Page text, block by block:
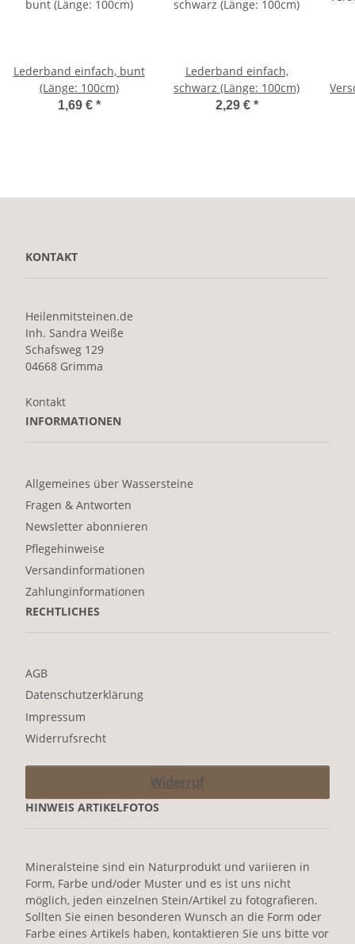
Lederband einfach, bunt
(Länge: 100cm)
1,69 € *
Lederband einfach,
schwarz (Länge: 100cm)
2,29 € *
KONTAKT
Heilenmitsteinen.de
Inh. Sandra Weiße
Schafsweg 129
04668 Grimma
Kontakt
INFORMATIONEN
Allgemeines über Wassersteine
Fragen & Antworten
Newsletter abonnieren
Pflegehinweise
Versandinformationen
Zahlunginformationen
RECHTLICHES
AGB
Datenschutzerklärung
Impressum
Widerrufsrecht
Widerruf
HINWEIS ARTIKELFOTOS
Mineralsteine sind ein Naturprodukt und variieren in
Form, Farbe und/oder Muster und es ist uns nicht
möglich, jeden einzelnen Stein/Artikel zu fotografieren.
Sollten Sie einen besonderen Wunsch an die Form oder
Farbe eines Artikels haben, kontaktieren Sie uns bitte vor